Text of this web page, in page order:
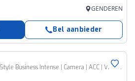
GENDEREN
Bel aanbieder
SEAT Sportstourer 1.0 TSI Style Business Intense | Camera | ACC | Virtual cockpit |